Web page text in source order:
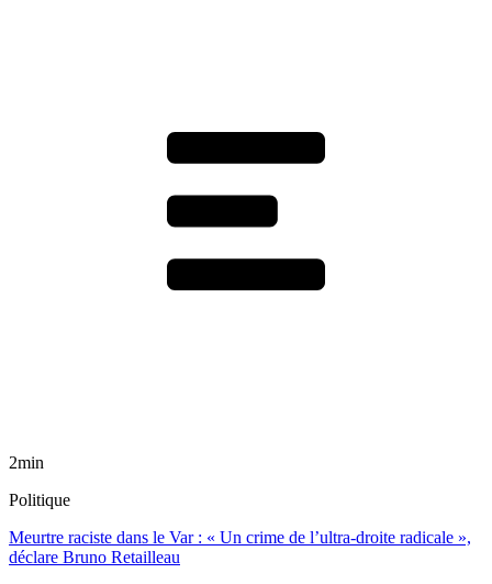
2min
Politique
Meurtre raciste dans le Var : « Un crime de l’ultra-droite radicale »,
déclare Bruno Retailleau